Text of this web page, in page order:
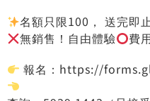
名額只限100， 送完即
無銷售！自由體驗
費
報名：https://